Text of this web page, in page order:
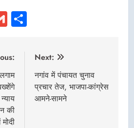
Gmail
की
Next:
नगांव में पंचायत चुनाव
प्रचार तेज, भाजपा-कांग्रेस
आमने-सामने